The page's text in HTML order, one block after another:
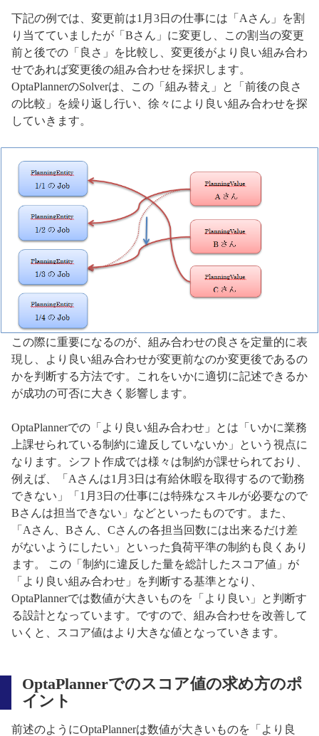
下記の例では、変更前は1月3日の仕事には「Aさん」を割
り当てていましたが「Bさん」に変更し、この割当の変更
前と後での「良さ」を比較し、変更後がより良い組み合わ
せであれば変更後の組み合わせを採択します。
OptaPlannerのSolverは、この「組み替え」と「前後の良さ
の比較」を繰り返し行い、徐々により良い組み合わせを探
していきます。
この際に重要になるのが、組み合わせの良さを定量的に表
現し、より良い組み合わせが変更前なのか変更後であるの
かを判断する方法です。これをいかに適切に記述できるか
が成功の可否に大きく影響します。
OptaPlannerでの「より良い組み合わせ」とは「いかに業務
上課せられている制約に違反していないか」という視点に
なります。シフト作成では様々は制約が課せられており、
例えば、「Aさんは1月3日は有給休暇を取得するので勤務
できない」「1月3日の仕事には特殊なスキルが必要なので
Bさんは担当できない」などといったものです。また、
「Aさん、Bさん、Cさんの各担当回数には出来るだけ差
がないようにしたい」といった負荷平準の制約も良くあり
ます。 この「制約に違反した量を総計したスコア値」が
「より良い組み合わせ」を判断する基準となり、
OptaPlannerでは数値が大きいものを「より良い」と判断す
る設計となっています。ですので、組み合わせを改善して
いくと、スコア値はより大きな値となっていきます。
OptaPlannerでのスコア値の求め方のポ
イント
前述のようにOptaPlannerは数値が大きいものを「より良